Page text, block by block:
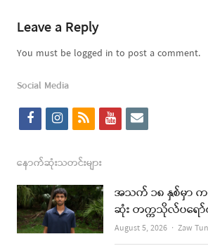
Leave a Reply
You must be logged in to post a comment.
Social Media
f
c
e
b
o
i
s
t
a
g
r
s
y
t
u
b
e
i
l
နောက်ဆုံးသတင်းများ
အသက် ၁၈ နှစ်မှာ
ဆုံး တက္ကသိုလ်ပရေ
August 5, 2026 Author
Zaw Tun